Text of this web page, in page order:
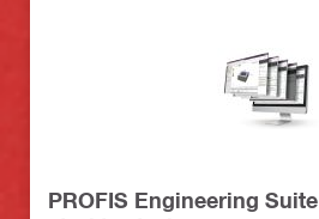
PROFIS Engineering